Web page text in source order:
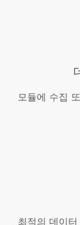
모듈에 수집
최적의 데이